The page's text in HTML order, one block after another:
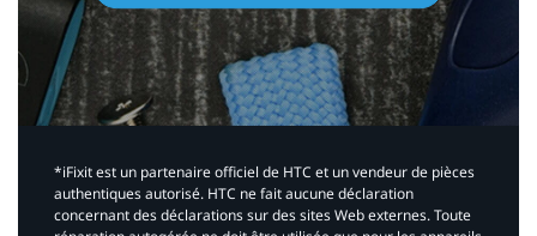
*iFixit est un partenaire officiel de HTC et un vendeur de pièces
authentiques autorisé. HTC ne fait aucune déclaration
concernant des déclarations sur des sites Web externes. Toute